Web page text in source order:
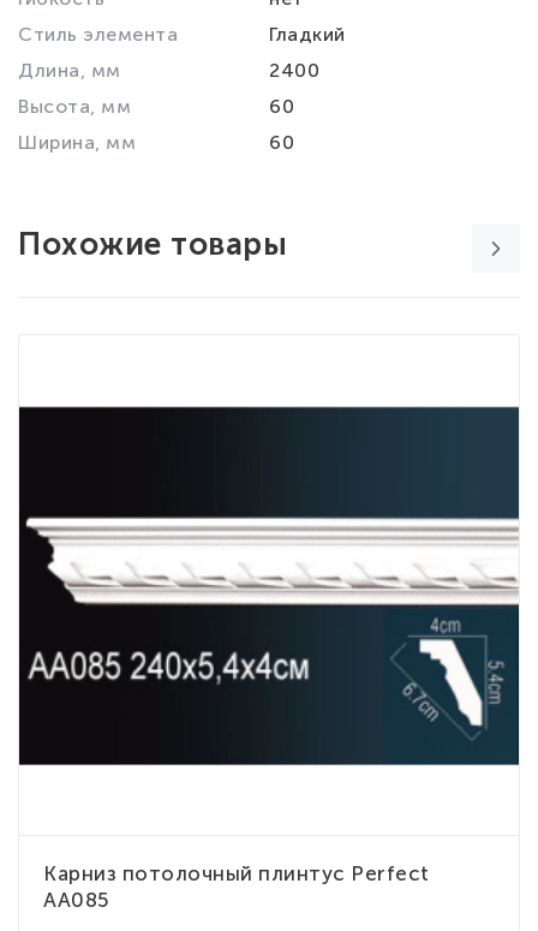
Стиль элемента
Гладкий
Длина, мм
2400
Высота, мм
60
Ширина, мм
60
Похожие товары
Карниз потолочный плинтус Perfect
AA085